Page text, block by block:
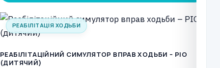
РЕАБІЛІТАЦІЯ ХОДЬБИ
РЕАБІЛІТАЦІЙНИЙ СИМУЛЯТОР ВПРАВ ХОДЬБИ – PIO
(ДИТЯЧИЙ)